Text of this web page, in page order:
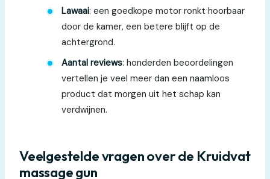
Lawaai: een goedkope motor ronkt hoorbaar
door de kamer, een betere blijft op de
achtergrond.
Aantal reviews: honderden beoordelingen
vertellen je veel meer dan een naamloos
product dat morgen uit het schap kan
verdwijnen.
Veelgestelde vragen over de Kruidvat
massage gun